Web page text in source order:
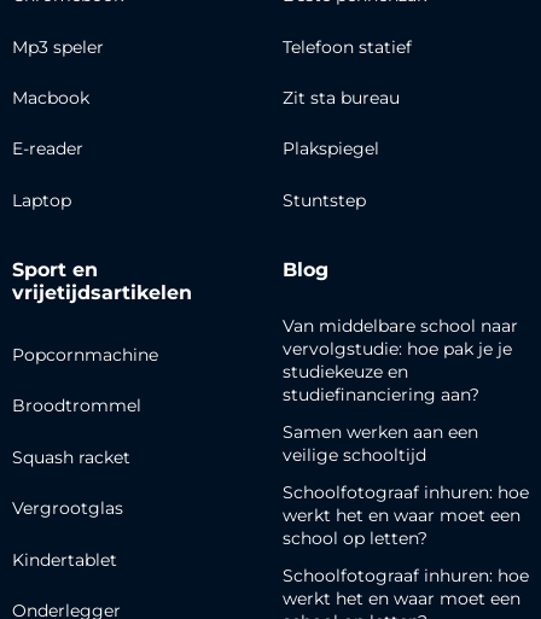
Mp3 speler
Macbook
E-reader
Laptop
Telefoon statief
Zit sta bureau
Plakspiegel
Stuntstep
Sport en
vrijetijdsartikelen
Popcornmachine
Broodtrommel
Squash racket
Vergrootglas
Kindertablet
Onderlegger
Blog
Van middelbare school naar
vervolgstudie: hoe pak je je
studiekeuze en
studiefinanciering aan?
Samen werken aan een
veilige schooltijd
Schoolfotograaf inhuren: hoe
werkt het en waar moet een
school op letten?
Schoolfotograaf inhuren: hoe
werkt het en waar moet een